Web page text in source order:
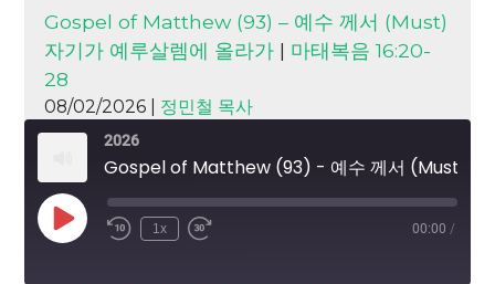
Gospel of Matthew (93) – 예수 께서 (Must)
자기가 예루살렘에 올라가 | 마태복음 16:20-
28
08/02/2026 | 정민철 목사
2026
Play
Episode
1x 00:00 /